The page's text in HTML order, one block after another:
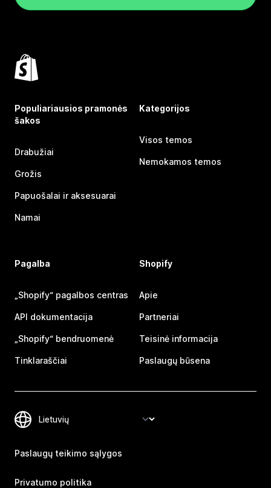
Populiariausios pramonės
šakos
Drabužiai
Grožis
Papuošalai ir aksesuarai
Namai
Kategorijos
Visos temos
Nemokamos temos
Pagalba
„Shopify“ pagalbos centras
API dokumentacija
„Shopify“ bendruomenė
Tinklaraščiai
Shopify
Apie
Partneriai
Teisinė informacija
Paslaugų būsena
Paslaugų teikimo sąlygos
Privatumo politika